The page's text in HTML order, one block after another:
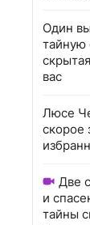
Один
тайную
вас
Люсе
скорое
Две
и
тайны